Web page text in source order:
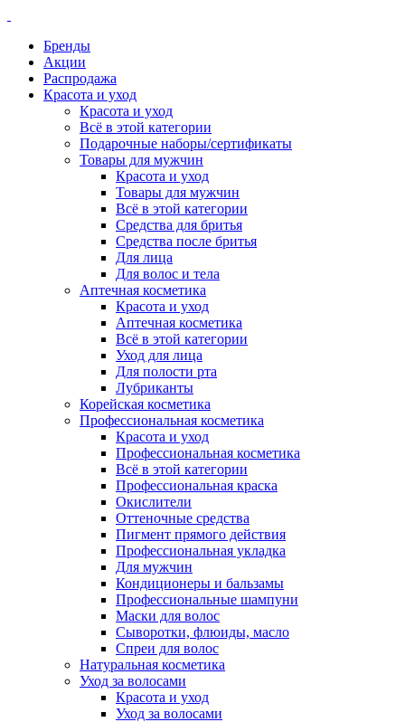
Бренды
Акции
Распродажа
Красота и уход
Красота и уход
Всё в этой категории
Подарочные наборы/сертификаты
Товары для мужчин
Красота и уход
Товары для мужчин
Всё в этой категории
Средства для бритья
Средства после бритья
Для лица
Для волос и тела
Аптечная косметика
Красота и уход
Аптечная косметика
Всё в этой категории
Уход для лица
Для полости рта
Лубриканты
Корейская косметика
Профессиональная косметика
Красота и уход
Профессиональная косметика
Всё в этой категории
Профессиональная краска
Окислители
Оттеночные средства
Пигмент прямого действия
Профессиональная укладка
Для мужчин
Кондиционеры и бальзамы
Профессиональные шампуни
Маски для волос
Сыворотки, флюиды, масло
Спреи для волос
Натуральная косметика
Уход за волосами
Красота и уход
Уход за волосами